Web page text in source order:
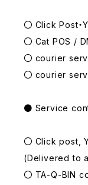
〇 Click Post
〇 Cat POS /
〇 courier
〇 courier
● Service
〇 Click post,
(Delivered to
〇 TA-Q-BIN